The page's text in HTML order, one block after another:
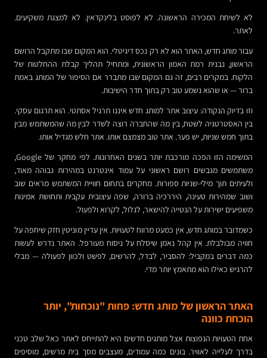
לא לשיחת המכירה הראשונה. לא לפוסט בלינקדאין. לא למצגת משקיעים.
לאתר.
עבור מותג חדש, האתר הוא לא רק נכס דיגיטלי. הוא המקום שבו מתקבל הרושם
הראשון, נבנית רמת האמון הראשונית, ומתחיל תהליך קבלת ההחלטות של
הלקוח. במקרים רבים, זה גם המקום שבו מתברר אם הסיפור של המותג באמת
ברור — או שהוא נשמע טוב רק בתוך חדר הישיבות.
וזו בדיוק הנקודה: עיצוב אתר למותג חדש איננו תרגיל אסתטי. הוא תרגום עסקי.
בין האסטרטגיה לשטח, בין מה שהחברה רוצה לשדר לבין מה שהמשתמש מבין
בתוך חמש שניות, יש פער. אתר טוב מצמצם אותו. אתר חלש מגדיל אותו.
המשימה הזו הפכה מורכבת יותר בשנים האחרונות. לפי מחקר של Google,
משתמשים מגבשים רושם ראשוני על עמוד אינטרנט במהירות גבוהה מאוד,
ולעיתים תוך מילי-שניות ספורות. מחקרים בתחום חוויית המשתמש מראים שוב
ושוב שמהירות טעינה, היררכיה ברורה, שפה עיצובית עקבית ותחושת אמינות
משפיעים ישירות על הנטייה להישאר, לגלול, לקרוא ולפעול.
כשמדובר במותג חדש, אין כמעט מרווח לטעויות. אין עדיין מוניטין חזק שיחפה על
חוויה מבולבלת. אין קהל נאמן שיסלח על ניסוח מעורפל. האתר נדרש לעשות
כמה דברים במקביל: להסביר, לבדל, להרשים, לפשט ולכוון לפעולה — מבלי
להרגיש כאילו הוא מתאמץ יותר מדי.
האתר הראשון של מותג חדש: פחות "נוכחות", יותר
הוכחת כוונה
אחת הטעויות הנפוצות אצל מותגים חדשים היא להתייחס לאתר כאל שלב טכני
בדרך לעלייה לאוויר. בונים כמה עמודים, מעצבים מסך בית מרשים, מוסיפים